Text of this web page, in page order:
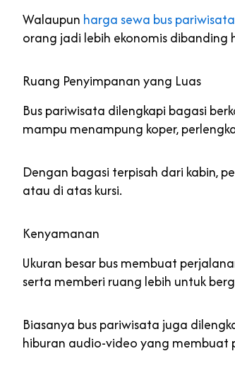
Walaupun harga sewa bus pariwisata
orang jadi lebih ekonomis dibanding
Ruang Penyimpanan yang Luas
Bus pariwisata dilengkapi bagasi
mampu menampung koper,
Dengan bagasi terpisah dari kabin,
atau di atas kursi.
Kenyamanan
Ukuran besar bus membuat
serta memberi ruang lebih untuk
Biasanya bus pariwisata juga
hiburan audio-video yang membuat